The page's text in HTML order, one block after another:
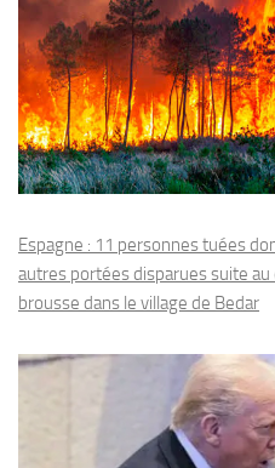
Espagne : 11 personnes tuées
autres portées disparues suite au
brousse dans le village de Bedar